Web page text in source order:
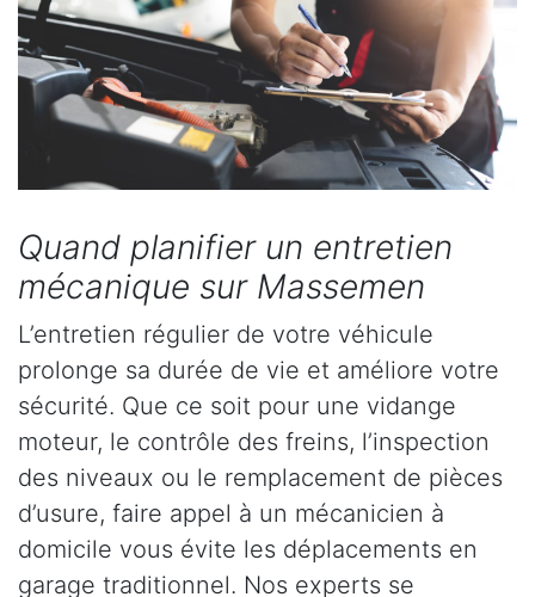
Quand planifier un entretien
mécanique sur Massemen
L’entretien régulier de votre véhicule
prolonge sa durée de vie et améliore votre
sécurité. Que ce soit pour une vidange
moteur, le contrôle des freins, l’inspection
des niveaux ou le remplacement de pièces
d’usure, faire appel à un mécanicien à
domicile vous évite les déplacements en
garage traditionnel. Nos experts se